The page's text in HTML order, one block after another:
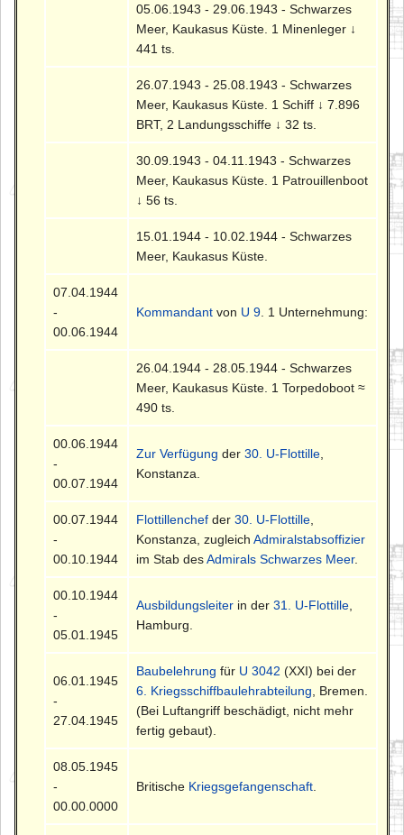
05.06.1943 - 29.06.1943 - Schwarzes
Meer, Kaukasus Küste. 1 Minenleger ↓
441 ts.
26.07.1943 - 25.08.1943 - Schwarzes
Meer, Kaukasus Küste. 1 Schiff ↓ 7.896
BRT, 2 Landungsschiffe ↓ 32 ts.
30.09.1943 - 04.11.1943 - Schwarzes
Meer, Kaukasus Küste. 1 Patrouillenboot
↓ 56 ts.
15.01.1944 - 10.02.1944 - Schwarzes
Meer, Kaukasus Küste.
07.04.1944
-
00.06.1944
Kommandant von U 9 . 1 Unternehmung:
26.04.1944 - 28.05.1944 - Schwarzes
Meer, Kaukasus Küste. 1 Torpedoboot ≈
490 ts.
00.06.1944
-
00.07.1944
Zur Verfügung der30. U-Flottille
Konstanza.
00.07.1944
-
00.10.1944
Flottillenchef der30. U-Flottille
Konstanza, zugleichAdmiralstabsoffizier
im Stab desAdmirals Schwarzes Meer.
00.10.1944
-
05.01.1945
Ausbildungsleiter in der31. U-Flottille
Hamburg.
06.01.1945
-
27.04.1945
Baubelehrung für U 3042 (XXI) bei der
6. Kriegsschiffbaulehrabteilung , Bremen.
(Bei Luftangriff beschädigt, nicht mehr
fertig gebaut).
08.05.1945
-
00.00.0000
Britische Kriegsgefangenschaft